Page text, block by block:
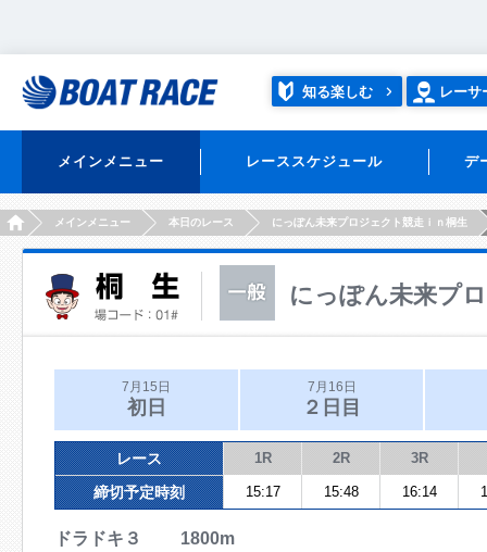
知る楽しむ レーサ
メインメニュー レーススケジュール デ
HOMEメインメニュー 本日のレース にっぽん未来プロジェクト競走ｉｎ桐生
にっぽん未来プ
7月15日
初日
7月16日
２日目
レース 1R 2R 3R
締切予定時刻 15:17 15:48 16:14
ドラドキ３ 1800m